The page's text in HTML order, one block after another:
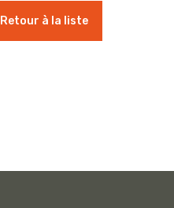
Retour à la liste